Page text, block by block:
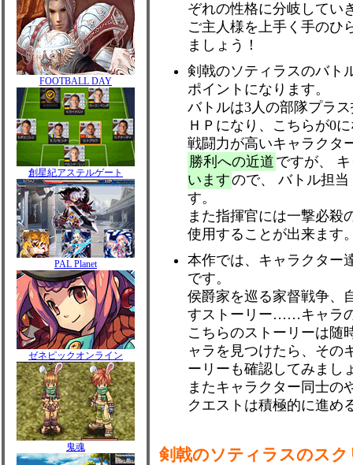
FOOTBALL DAY
創星紀アステルゲート
PAL Planet
ゼネピックオンライン
鬼魂
ぞれの性格に分岐してい
ご主人様を上手く手のひ
ましょう！
剣戟のソティラスのバト
ポイントになります。
バトルは3人の部隊プラ
ＨＰになり、こちらが0
戦闘力が高いキャラクタ
勝利への近道 ですが、
いますので、 バトル担
す。
また指揮官には一撃必殺
使用することが出来ます
本作では、キャラクター
です。
侯爵家を巡る家督戦争、
すストーリー……キャラ
こちらのストーリーは随
ャラを見つけたら、その
ーリーも確認してみまし
またキャラクター同士の
クエストは積極的に進め
剣戟のソティラスのス